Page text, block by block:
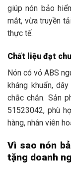
giúp nón bảo
mắt, vừa truyền
thực tế.
Chất liệu đạt
Nón có vỏ ABS
kháng khuẩn,
chắc chắn. Sản
51523042, phù
hàng, nhân viên
Vì sao nón
tặng doanh